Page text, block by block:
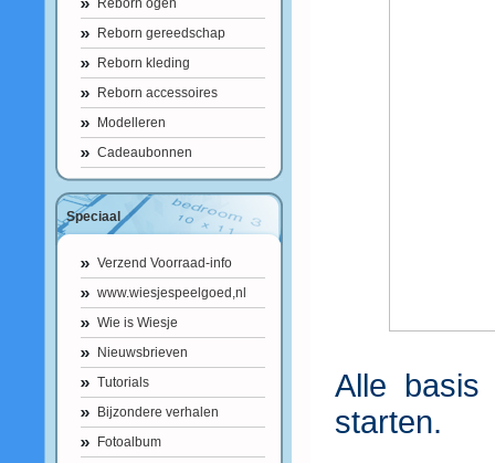
Reborn ogen
Reborn gereedschap
Reborn kleding
Reborn accessoires
Modelleren
Cadeaubonnen
Speciaal
Verzend Voorraad-info
www.wiesjespeelgoed,nl
Wie is Wiesje
Nieuwsbrieven
Tutorials
Bijzondere verhalen
Fotoalbum
Alle
starten.